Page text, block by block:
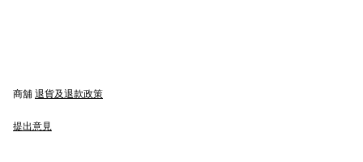
商舖 退貨及退款政策
提出意見